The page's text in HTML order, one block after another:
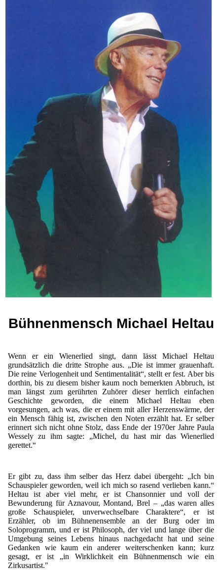
Bühnenmensch Michael Heltau
Wenn er ein Wienerlied singt, dann lässt Michael Heltau
grundsätzlich die dritte Strophe aus. „Die ist immer grauenhaft.
Die reine Verlogenheit und Sentimentalität“, stellt er fest. Aber bis
dorthin, bis zu diesem bisher kaum noch bemerkten Abbruch, ist
man längst zum gerührten Zuhörer dieser herrlich einfachen
Geschichte geworden, die einem Michael Heltau eben
vorgesungen, ach was, die er einem mit aller Herzenswärme, der
ein Mensch fähig ist, zwischen den Noten erzählt hat. Er selber
erinnert sich nicht ohne Stolz, dass Ende der 1970er Jahre Paula
Wessely zu ihm sagte: „Michel, du hast mir das Wienerlied
gerettet.“
Er gibt zu, dass ihm selber das Herz dabei übergeht: „Ich bin
Schauspieler geworden, weil ich mich so rasend verlieben kann.“
Heltau ist aber viel mehr, er ist Chansonnier und voll der
Bewunderung für Aznavour, Montand, Brel – „das waren alles
große Schauspieler, unverwechselbare Charaktere“, er ist
Erzähler, ob im Bühnenensemble an der Burg oder im
Soloprogramm, und er ist Philosoph, der viel und lange über die
Umgebung seines Lebens hinaus nachgedacht hat und seine
Gedanken wie kaum ein anderer weiterschenken kann; kurz
gesagt, er ist „in Wirklichkeit ein Bühnenmensch wie ein
Zirkusartist."